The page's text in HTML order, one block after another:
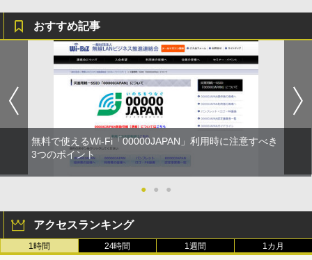
おすすめ記事
無料で使えるWi-Fi「00000JAPAN」利用時に注意すべき
3つのポイント
● ● ●
アクセスランキング
1時間 24時間 1週間 1カ月